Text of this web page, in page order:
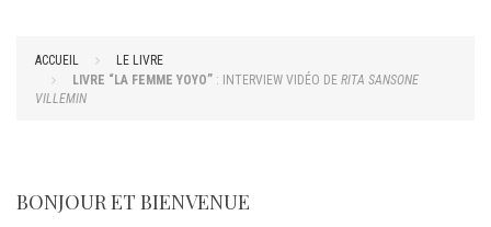
ACCUEIL
LE LIVRE
LIVRE “LA FEMME YOYO” : INTERVIEW VIDÉO DE RITA SANSONE
VILLEMIN
BONJOUR ET BIENVENUE